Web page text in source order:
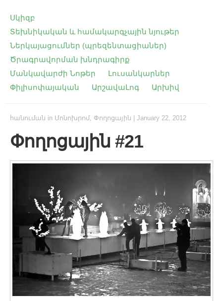
Սկիզբ
Տեխնիկական և համակարգչային նյութեր
Ներկայացումներ (պրեզենտացիաներ)
Ծրագրավորման խնդրագիրք
Մանկավարժի Նոթեր
Լուսանկարներ
Փիլիսոփայական
ԱրշավաԼոգ Արխիվ
հանուման in Մոնոխրոմ, Փողոցային January 22, 2012
Փողոցային #21